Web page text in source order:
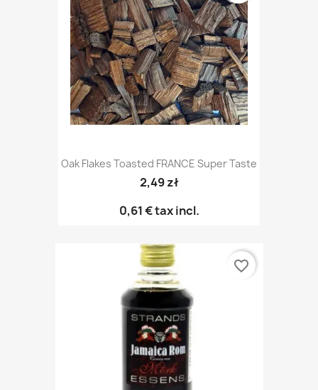
Oak Flakes Toasted FRANCE Super Taste
2,49 zł
0,61 €tax incl.
favorite_border